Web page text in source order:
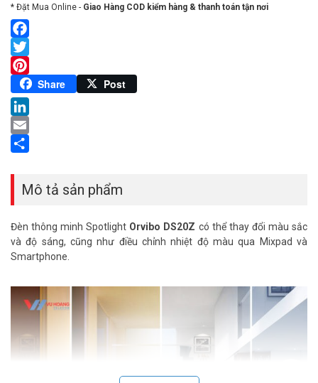
* Đặt Mua Online - Giao Hàng COD kiểm hàng & thanh toán tận nơi
Facebook
Twitter
Pinterest
Share Post
LinkedIn
Email
Mô tả sản phẩm
Đèn thông minh Spotlight Orvibo DS20Z có thể thay đổi màu sắc
và độ sáng, cũng như điều chỉnh nhiệt độ màu qua Mixpad và
Smartphone.